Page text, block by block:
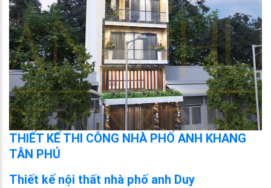
THIẾT KẾ THI CÔNG NHÀ PHỐ ANH KHANG
TÂN PHÚ
Thiết kế nội thất nhà phố anh Duy